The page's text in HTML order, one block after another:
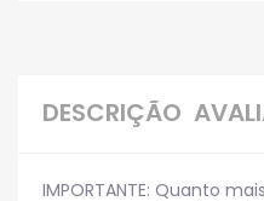
DESCRIÇÃO
IMPORTANTE: Quanto